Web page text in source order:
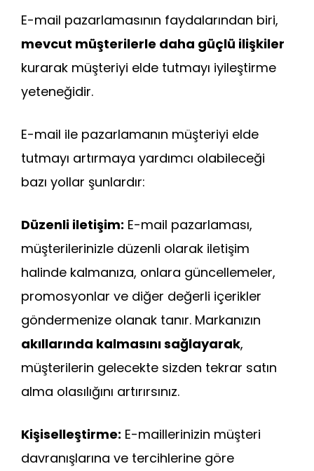
E-mail pazarlamasının faydalarından biri,
mevcut müşterilerle daha güçlü ilişkiler
kurarak müşteriyi elde tutmayı iyileştirme
yeteneğidir.
E-mail ile pazarlamanın müşteriyi elde
tutmayı artırmaya yardımcı olabileceği
bazı yollar şunlardır:
Düzenli iletişim: E-mail pazarlaması,
müşterilerinizle düzenli olarak iletişim
halinde kalmanıza, onlara güncellemeler,
promosyonlar ve diğer değerli içerikler
göndermenize olanak tanır. Markanızın
akıllarında kalmasını sağlayarak,
müşterilerin gelecekte sizden tekrar satın
alma olasılığını artırırsınız.
Kişiselleştirme: E-maillerinizin müşteri
davranışlarına ve tercihlerine göre